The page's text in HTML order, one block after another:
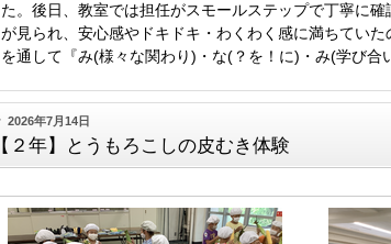
た。後日、教室では担任がスモールステップで丁寧に
が見られ、安心感やドキドキ・わくわく感に満ちてい
を通して『み(様々な関わり)・な(？を！に)・み(学び合
2026年7月14日
【２年】とうもろこしの皮むき体験